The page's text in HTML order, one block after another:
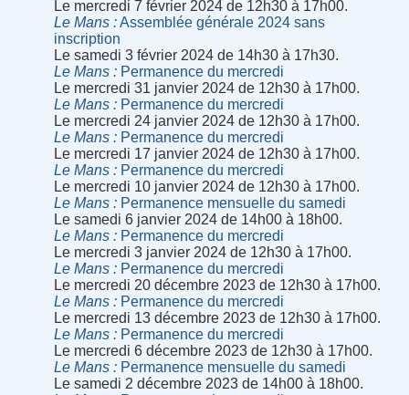
Le mercredi 7 février 2024 de 12h30 à 17h00.
Le Mans
Assemblée générale 2024 sans
inscription
Le samedi 3 février 2024 de 14h30 à 17h30.
Le Mans
Permanence du mercredi
Le mercredi 31 janvier 2024 de 12h30 à 17h00.
Le Mans
Permanence du mercredi
Le mercredi 24 janvier 2024 de 12h30 à 17h00.
Le Mans
Permanence du mercredi
Le mercredi 17 janvier 2024 de 12h30 à 17h00.
Le Mans
Permanence du mercredi
Le mercredi 10 janvier 2024 de 12h30 à 17h00.
Le Mans
Permanence mensuelle du samedi
Le samedi 6 janvier 2024 de 14h00 à 18h00.
Le Mans
Permanence du mercredi
Le mercredi 3 janvier 2024 de 12h30 à 17h00.
Le Mans
Permanence du mercredi
Le mercredi 20 décembre 2023 de 12h30 à 17h00.
Le Mans
Permanence du mercredi
Le mercredi 13 décembre 2023 de 12h30 à 17h00.
Le Mans
Permanence du mercredi
Le mercredi 6 décembre 2023 de 12h30 à 17h00.
Le Mans
Permanence mensuelle du samedi
Le samedi 2 décembre 2023 de 14h00 à 18h00.